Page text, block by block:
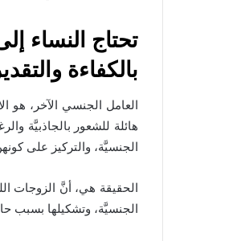
تحتاج النساء
بالكفاءة
العامل الجنسي الآخر، هو
هائلة للشعور بالجاذبيَّة
الجنسيَّة، والتركيز على
الحقيقة هي، أنَّ الزوجات
الجنسيَّة، وتشكيلها بسبب